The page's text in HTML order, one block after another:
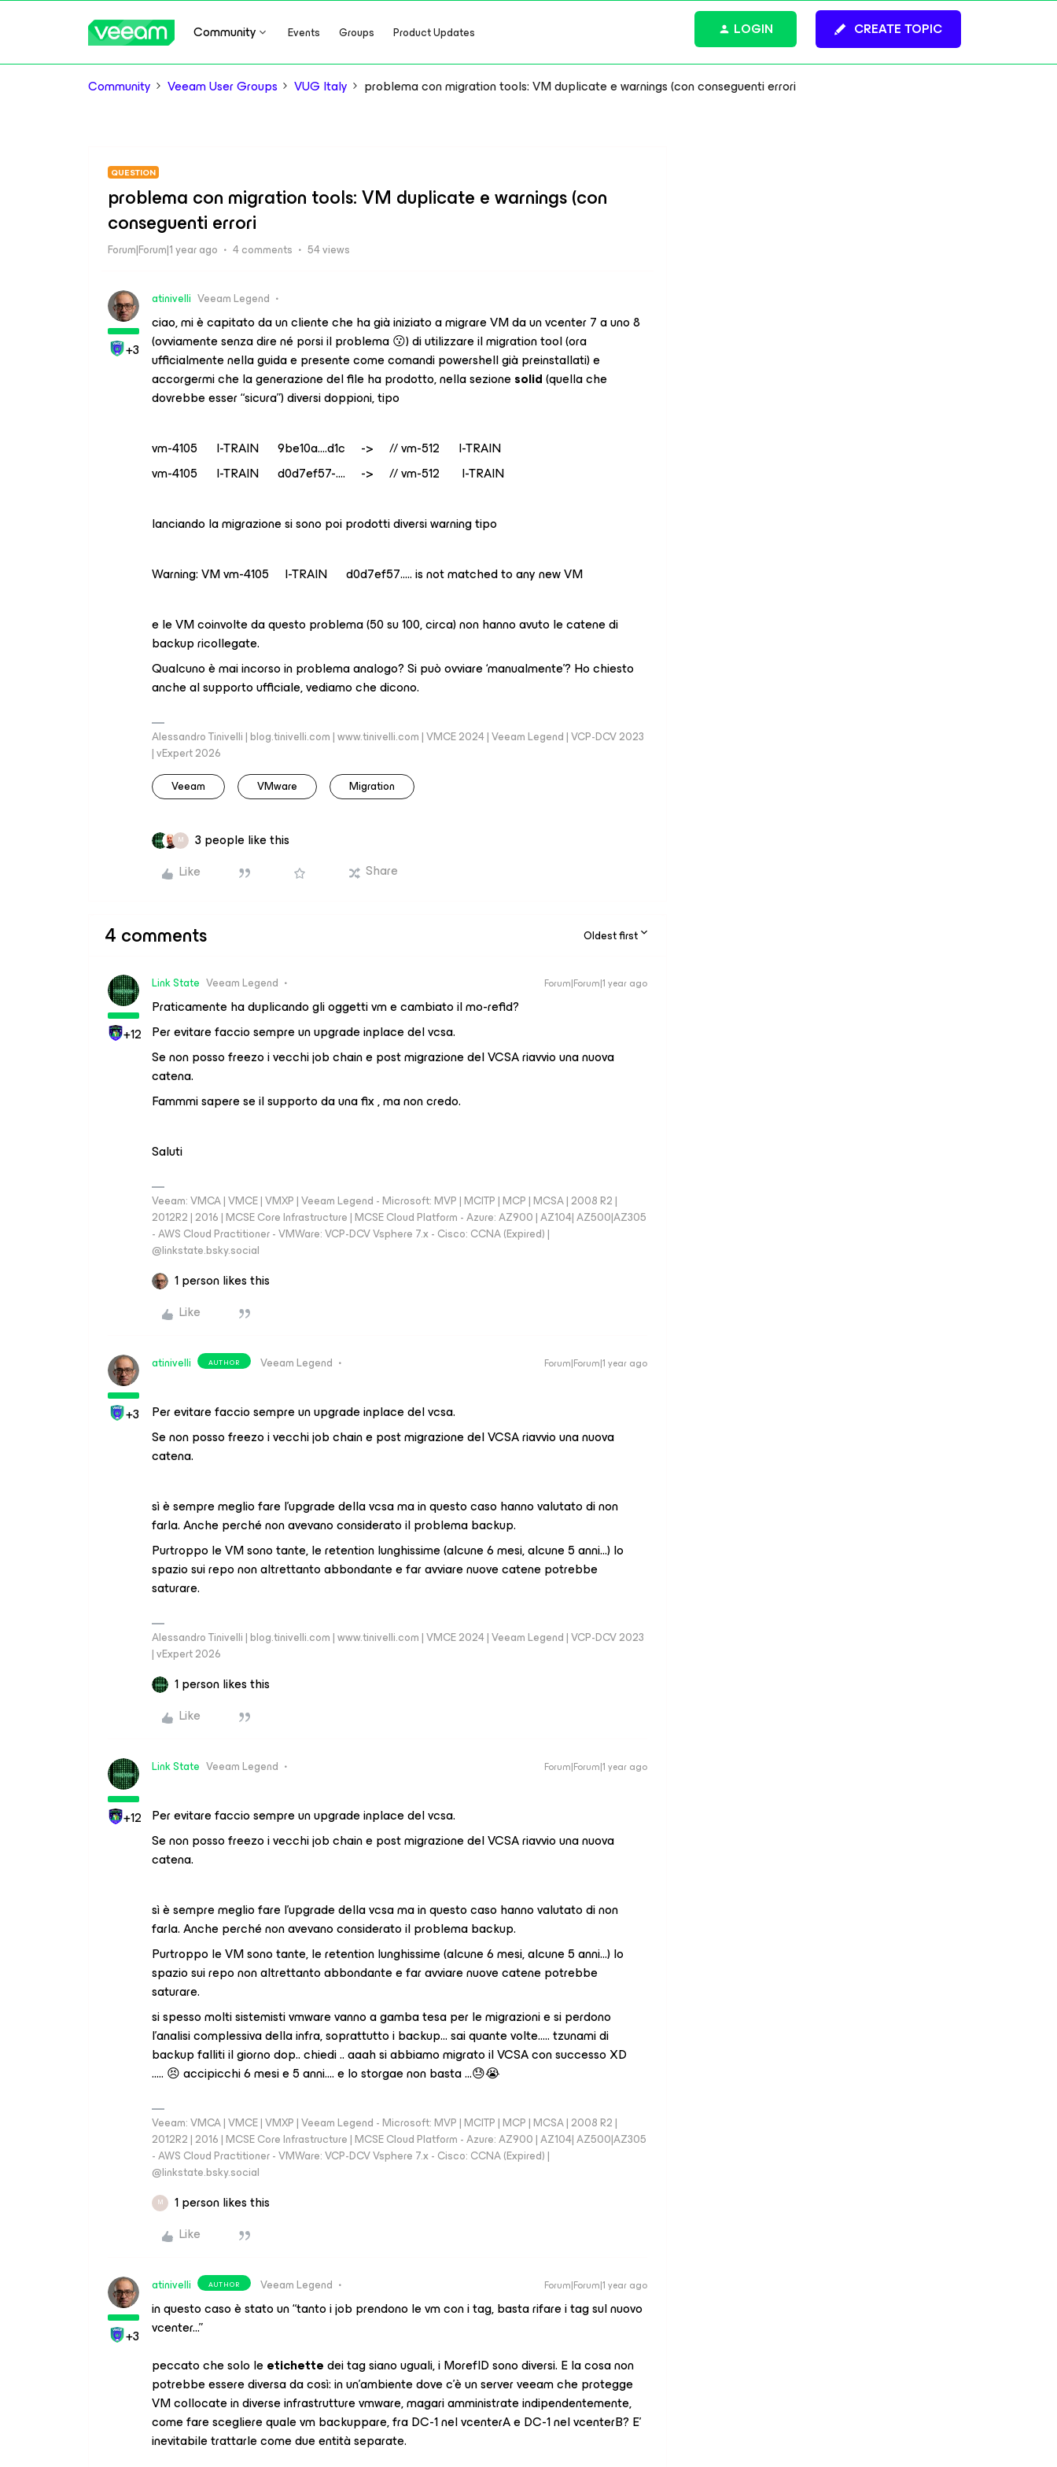
Community Events Groups Product Updates CREATE TOPIC
LOGIN
Community Veeam User Groups VUG Italy problema con migration tools: VM duplicate e warnings (con conseguenti errori
QUESTION
problema con migration tools: VM duplicate e warnings (con
conseguenti errori
Forum|Forum|1 year ago 4 comments 54 views
+3
atinivelli Veeam Legend
ciao, mi è capitato da un cliente che ha già iniziato a migrare VM da un vcenter 7 a uno 8
(ovviamente senza dire né porsi il problema 😗) di utilizzare il migration tool (ora
ufficialmente nella guida e presente come comandi powershell già preinstallati) e
accorgermi che la generazione del file ha prodotto, nella sezionesolid(quella che
dovrebbe esser “sicura”) diversi doppioni, tipo
vm-4105 I-TRAIN 9be10a….d1c -> // vm-512 I-TRAIN
vm-4105 I-TRAIN d0d7ef57-…. -> // vm-512 I-TRAIN
lanciando la migrazione si sono poi prodotti diversi warning tipo
Warning: VM vm-4105 I-TRAIN d0d7ef57….. is not matched to any new VM
e le VM coinvolte da questo problema (50 su 100, circa) non hanno avuto le catene di
backup ricollegate.
Qualcuno è mai incorso in problema analogo? Si può ovviare ‘manualmente’? Ho chiesto
anche al supporto ufficiale, vediamo che dicono.
Alessandro Tinivelli | blog.tinivelli.com | www.tinivelli.com | VMCE 2024 | Veeam Legend | VCP-DCV 2023
| vExpert 2026
Veeam
VMware Migration
M
3 people like this
Like
Share
4 comments Oldest first
+12
Link State Veeam Legend Forum|Forum|1 year ago
Praticamente ha duplicando gli oggetti vm e cambiato il mo-refid?
Per evitare faccio sempre un upgrade inplace del vcsa.
Se non posso freezo i vecchi job chain e post migrazione del VCSA riavvio una nuova
catena.
Fammmi sapere se il supporto da una fix , ma non credo.
Saluti
Veeam: VMCA | VMCE | VMXP | Veeam Legend - Microsoft: MVP | MCITP | MCP | MCSA | 2008 R2 |
2012R2 | 2016 | MCSE Core Infrastructure | MCSE Cloud Platform - Azure: AZ900 | AZ104| AZ500|AZ305
- AWS Cloud Practitioner - VMWare: VCP-DCV Vsphere 7.x - Cisco: CCNA (Expired) |
‪@linkstate.bsky.social‬
1 person likes this
Like
+3
atinivelli AUTHOR Veeam Legend Forum|Forum|1 year ago
Per evitare faccio sempre un upgrade inplace del vcsa.
Se non posso freezo i vecchi job chain e post migrazione del VCSA riavvio una nuova
catena.
sì è sempre meglio fare l’upgrade della vcsa ma in questo caso hanno valutato di non
farla. Anche perché non avevano considerato il problema backup.
Purtroppo le VM sono tante, le retention lunghissime (alcune 6 mesi, alcune 5 anni...) lo
spazio sui repo non altrettanto abbondante e far avviare nuove catene potrebbe
saturare.
Alessandro Tinivelli | blog.tinivelli.com | www.tinivelli.com | VMCE 2024 | Veeam Legend | VCP-DCV 2023
| vExpert 2026
1 person likes this
Like
+12
Link State Veeam Legend Forum|Forum|1 year ago
Per evitare faccio sempre un upgrade inplace del vcsa.
Se non posso freezo i vecchi job chain e post migrazione del VCSA riavvio una nuova
catena.
sì è sempre meglio fare l’upgrade della vcsa ma in questo caso hanno valutato di non
farla. Anche perché non avevano considerato il problema backup.
Purtroppo le VM sono tante, le retention lunghissime (alcune 6 mesi, alcune 5 anni...) lo
spazio sui repo non altrettanto abbondante e far avviare nuove catene potrebbe
saturare.
si spesso molti sistemisti vmware vanno a gamba tesa per le migrazioni e si perdono
l’analisi complessiva della infra, soprattutto i backup… sai quante volte….. tzunami di
backup falliti il giorno dop.. chiedi .. aaah si abbiamo migrato il VCSA con successo XD
….. 😣 accipicchi 6 mesi e 5 anni…. e lo storgae non basta ...😓😭
Veeam: VMCA | VMCE | VMXP | Veeam Legend - Microsoft: MVP | MCITP | MCP | MCSA | 2008 R2 |
2012R2 | 2016 | MCSE Core Infrastructure | MCSE Cloud Platform - Azure: AZ900 | AZ104| AZ500|AZ305
- AWS Cloud Practitioner - VMWare: VCP-DCV Vsphere 7.x - Cisco: CCNA (Expired) |
‪@linkstate.bsky.social‬
M
1 person likes this
Like
+3
atinivelli AUTHOR Veeam Legend Forum|Forum|1 year ago
in questo caso è stato un “tanto i job prendono le vm con i tag, basta rifare i tag sul nuovo
vcenter...”
peccato che solo leetichettedei tag siano uguali, i MorefID sono diversi. E la cosa non
potrebbe essere diversa da così: in un’ambiente dove c’è un server veeam che protegge
VM collocate in diverse infrastrutture vmware, magari amministrate indipendentemente,
come fare scegliere quale vm backuppare, fra DC-1 nel vcenterA e DC-1 nel vcenterB? E’
inevitabile trattarle come due entità separate.